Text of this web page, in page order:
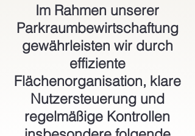
Im Rahmen unserer
Parkraumbewirtschaftung
gewährleisten wir durch
effiziente
Flächenorganisation, klare
Nutzersteuerung und
regelmäßige Kontrollen